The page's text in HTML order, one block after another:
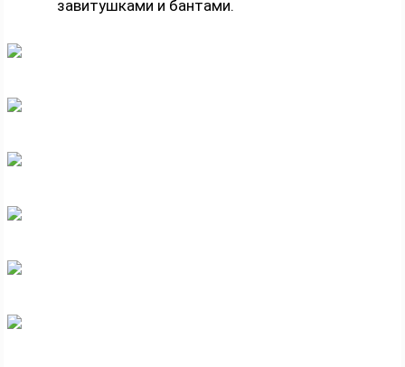
завитушками и бантами.